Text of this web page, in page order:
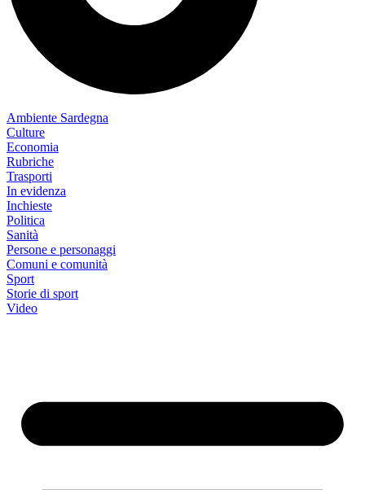
Ambiente Sardegna
Culture
Economia
Rubriche
Trasporti
In evidenza
Inchieste
Politica
Sanità
Persone e personaggi
Comuni e comunità
Sport
Storie di sport
Video